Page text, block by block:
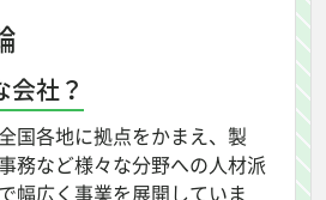
会社？
国各地に拠点をかまえ、製
務など様々な分野への人材派
幅広く事業を展開していま